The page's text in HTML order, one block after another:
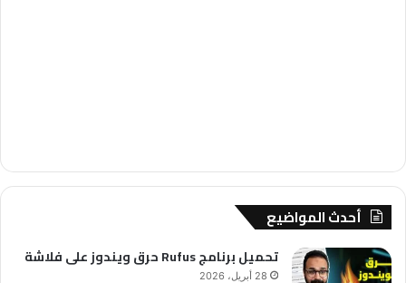
أحدث المواضيع
تحميل برنامج Rufus حرق ويندوز على فلاشة
28 أبريل، 2026